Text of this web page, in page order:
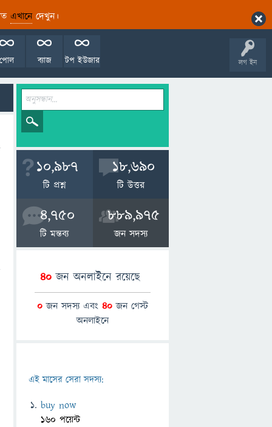
এখানেদেখুন।
লগ ইন
টপ ইউজার
ব্যাজ
পোল
10,987
টি প্রশ্ন
18,690
টি উত্তর
4,750
টি মন্তব্য
889,975
জন সদস্য
40 জন অনলাইনে রয়েছে
0 জন সদস্য এবং 40 জন গেস্ট
অনলাইনে
এই মাসের সেরা সদস্য:
buy now
160 পয়েন্ট